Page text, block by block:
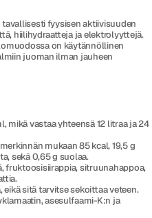
fyysisen aktiivisuuden
hiilihydraatteja ja elektrolyyttejä.
on käytännöllinen
juoman ilman jauheen
mikä vastaa yhteensä 12 litraa ja 24
mukaan 85 kcal, 19,5 g
sekä 0,65 g suolaa.
fruktoosisiirappia, sitruunahappoa,
sitä tarvitse sekoittaa veteen.
asesulfaami-K:n ja